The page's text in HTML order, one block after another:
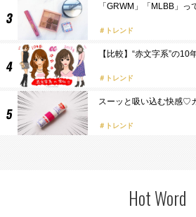
「GRWM」「MLBB」っ
トレンド
【比較】“赤文字系”の
トレンド
スーッと吸い込む快感♡
トレンド
Hot Word